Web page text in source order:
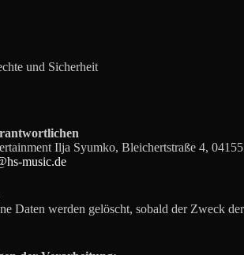
und Sicherheit
Ilja Syumko, Bleichertstraße 4,
music.de
Daten werden gelöscht, sobald der Zweck